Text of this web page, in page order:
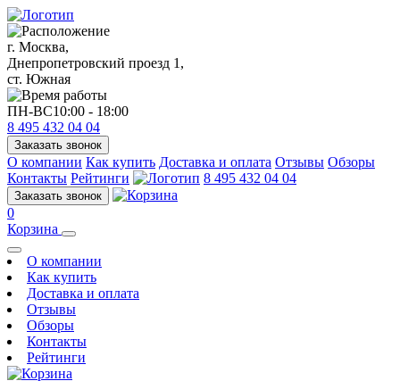
г. Москва,
Днепропетровский проезд 1,
ст. Южная
ПН-ВС10:00 - 18:00
8 495 432 04 04
Заказать звонок
О компании Как купить Доставка и оплата Отзывы Обзоры
Контакты Рейтинги 8 495 432 04 04
Заказать звонок
0
Корзина
О компании
Как купить
Доставка и оплата
Отзывы
Обзоры
Контакты
Рейтинги